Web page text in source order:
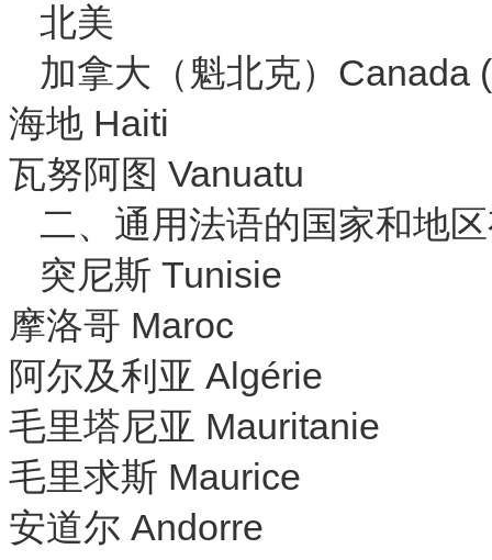
北美
加拿大（魁北克）Canada
海地 Haiti
瓦努阿图 Vanuatu
二、通用法语的国家和地
突尼斯 Tunisie
摩洛哥 Maroc
阿尔及利亚 Algérie
毛里塔尼亚 Mauritanie
毛里求斯 Maurice
安道尔 Andorre